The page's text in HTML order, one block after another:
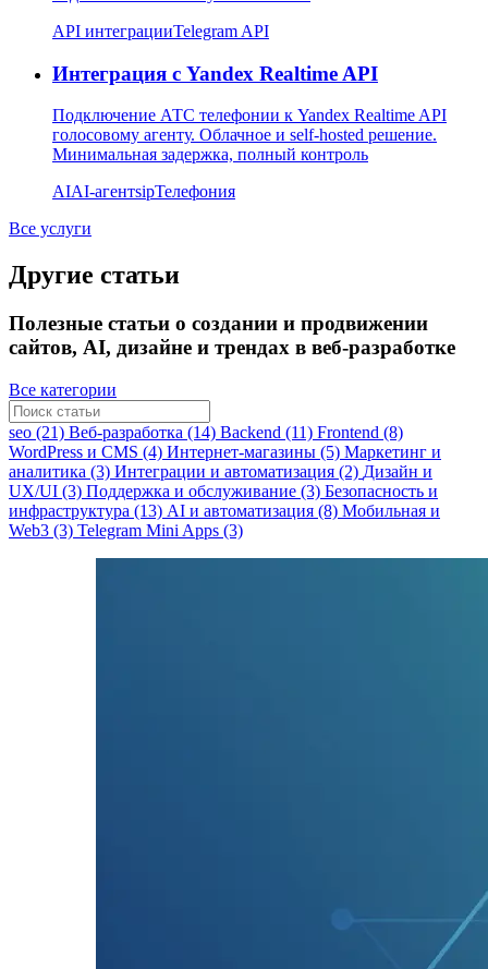
API интеграцииTelegram API
Интеграция с Yandex Realtime API
Подключение АТС телефонии к Yandex Realtime API
голосовому агенту. Облачное и self-hosted решение.
Минимальная задержка, полный контроль
AIAI-агентsipТелефония
Все услуги
Другие статьи
Полезные статьи о создании и продвижении
сайтов, AI, дизайне и трендах в веб-разработке
Все категории
seo (21) Веб-разработка (14) Backend (11) Frontend (8)
WordPress и CMS (4) Интернет-магазины (5) Маркетинг и
аналитика (3) Интеграции и автоматизация (2) Дизайн и
UX/UI (3) Поддержка и обслуживание (3) Безопасность и
инфраструктура (13) AI и автоматизация (8) Мобильная и
Web3 (3) Telegram Mini Apps (3)